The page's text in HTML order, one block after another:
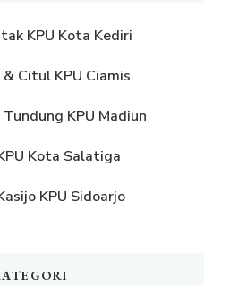
KPU Kota Kediri
Citul KPU Ciamis
KPU Madiun
Kota Salatiga
KPU Sidoarjo